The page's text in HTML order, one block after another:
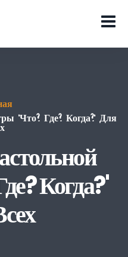
Когда?'
'Что? Где? Когда?' Для